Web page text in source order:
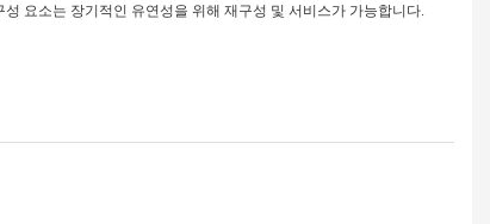
요소는 장기적인 유연성을 위해 재구성 및 서비스가 가능합니다.